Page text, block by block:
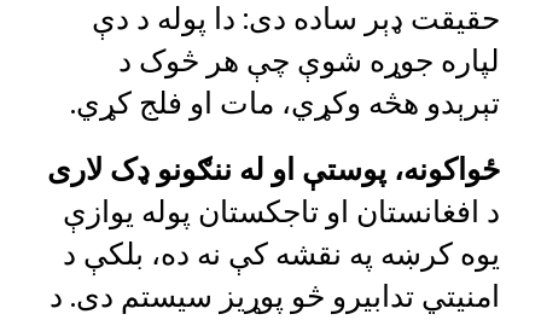
حقیقت ډېر ساده دی: دا پوله د دې
لپاره جوړه شوې چې هر څوک د
تېرېدو هڅه وکړي، مات او فلج کړي.
ځواکونه، پوستې او له ننګونو ډک لاری
د افغانستان او تاجکستان پوله یوازې
یوه کرښه په نقشه کې نه ده، بلکې د
امنیتي تدابیرو څو پوړیز سیستم دی. د